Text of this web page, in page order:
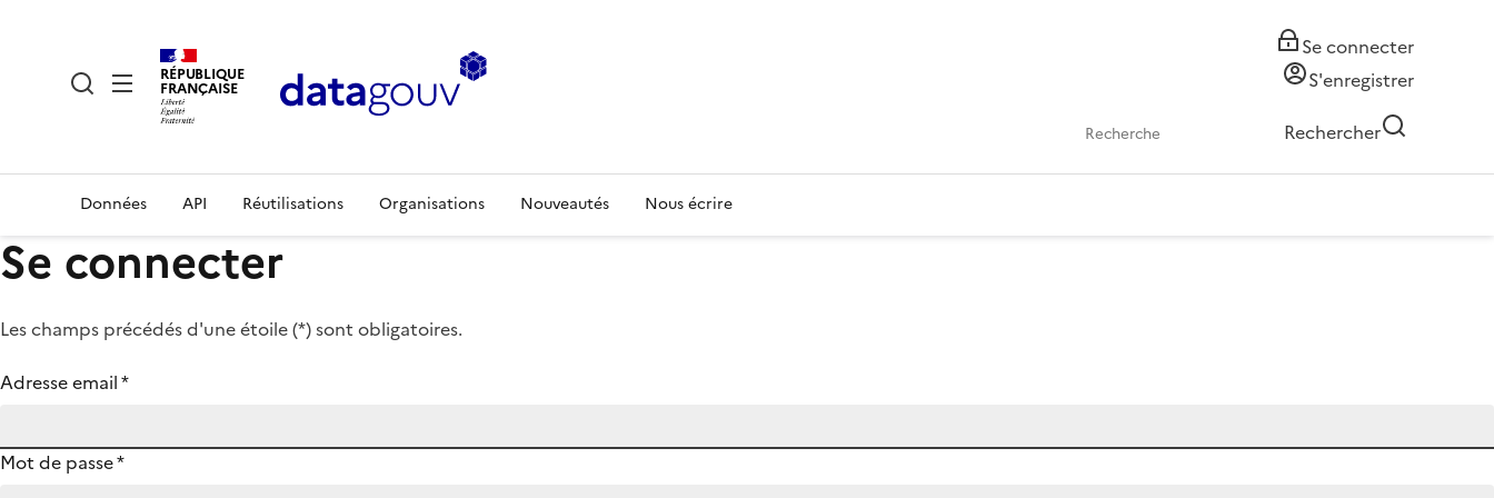
RÉPUBLIQUE
FRANÇAISE
Se connecter
S'enregistrer
Rechercher
Données API Réutilisations Organisations Nouveautés Nous écrire
Se connecter
Les champs précédés d'une étoile (*) sont obligatoires.
Adresse email*
Mot de passe*